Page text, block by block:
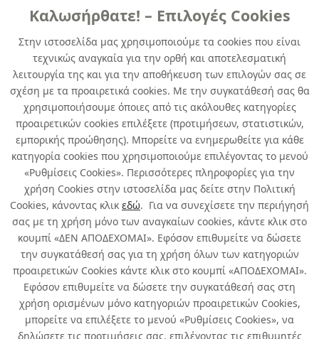
Καλωσήρθατε! – Επιλογές Cookies
Στην ιστοσελίδα μας χρησιμοποιούμε τα cookies που είναι
τεχνικώς αναγκαία για την ορθή και αποτελεσματική
λειτουργία της και για την αποθήκευση των επιλογών σας σε
σχέση με τα προαιρετικά cookies. Με την συγκατάθεσή σας θα
χρησιμοποιήσουμε όποιες από τις ακόλουθες κατηγορίες
προαιρετικών cookies επιλέξετε (προτιμήσεων, στατιστικών,
εμπορικής προώθησης). Μπορείτε να ενημερωθείτε για κάθε
κατηγορία cookies που χρησιμοποιούμε επιλέγοντας το μενού
«Ρυθμίσεις Cookies». Περισσότερες πληροφορίες για την
χρήση Cookies στην ιστοσελίδα μας δείτε στην Πολιτική
Cookies, κάνοντας κλικ εδώ. Για να συνεχίσετε την περιήγησή
σας με τη χρήση μόνο των αναγκαίων cookies, κάντε κλικ στο
κουμπί «ΔΕΝ ΑΠΟΔΕΧΟΜΑΙ». Εφόσον επιθυμείτε να δώσετε
την συγκατάθεσή σας για τη χρήση όλων των κατηγοριών
προαιρετικών Cookies κάντε κλικ στο κουμπί «ΑΠΟΔΕΧΟΜΑΙ».
Εφόσον επιθυμείτε να δώσετε την συγκατάθεσή σας στη
χρήση ορισμένων μόνο κατηγοριών προαιρετικών Cookies,
μπορείτε να επιλέξετε το μενού «Ρυθμίσεις Cookies», να
δηλώσετε τις προτιμήσεις σας, επιλέγοντας τις επιθυμητές
Copyright © Δήλος 2016-
. All rights reserved